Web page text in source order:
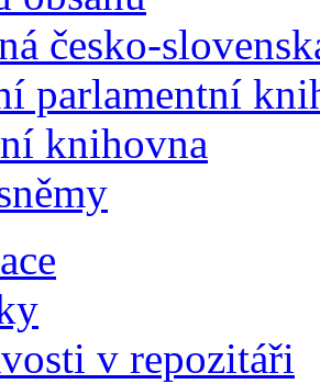
česko-
parlamentní
knihovna
v repozitáři